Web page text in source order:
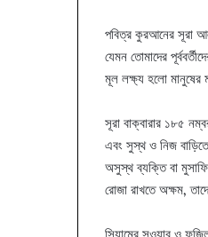
পবিত্র কুরআনের সূরা
যেমন তোমাদের
মূল লক্ষ্য হলো মানুষের
সূরা বাক্বারার ১৮৫
এবং সুস্থ ও নিজ
অসুস্থ ব্যক্তি বা
রোজা রাখতে অক্ষম,